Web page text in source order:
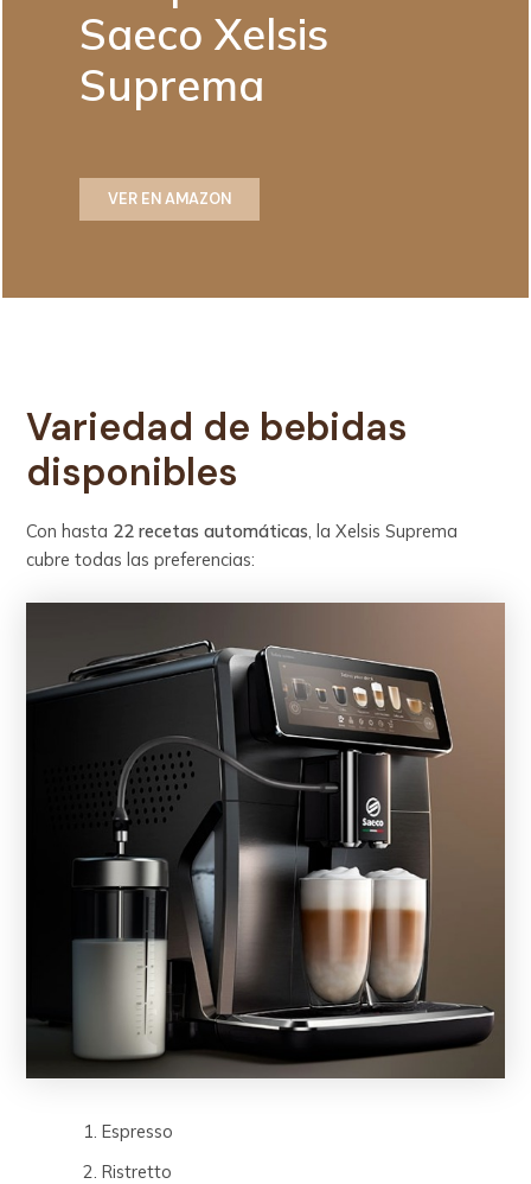
Saeco Xelsis
Suprema
VER EN AMAZON
Variedad de bebidas
disponibles
Con hasta 22 recetas automáticas, la Xelsis Suprema
cubre todas las preferencias:
Espresso
Ristretto